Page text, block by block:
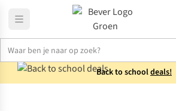
Back to schooldeals!